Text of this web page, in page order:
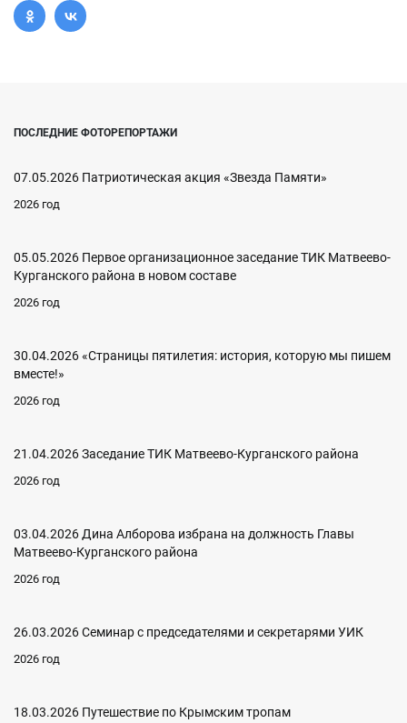
ПОСЛЕДНИЕ ФОТОРЕПОРТАЖИ
07.05.2026 Патриотическая акция «Звезда Памяти»
2026 год
05.05.2026 Первое организационное заседание ТИК Матвеево-
Курганского района в новом составе
2026 год
30.04.2026 «Страницы пятилетия: история, которую мы пишем
вместе!»
2026 год
21.04.2026 Заседание ТИК Матвеево-Курганского района
2026 год
03.04.2026 Дина Алборова избрана на должность Главы
Матвеево-Курганского района
2026 год
26.03.2026 Семинар с председателями и секретарями УИК
2026 год
18.03.2026 Путешествие по Крымским тропам